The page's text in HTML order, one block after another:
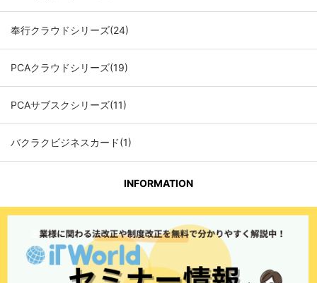
奉行クラウドシリーズ(24)
PCAクラウドシリーズ(19)
PCAサブスクシリーズ(11)
バクラクビジネスカード(1)
INFORMATION